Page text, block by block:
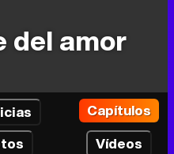
del amor
Capítulos
Vídeos